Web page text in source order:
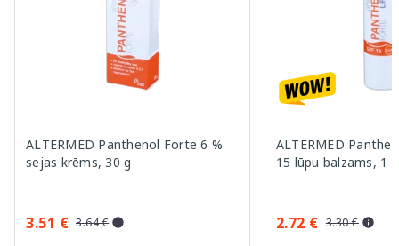
ALTERMED Panthenol Forte 6 %
sejas krēms, 30 g
3.51 € 3.64 €
ALTERMED
15 lūpu balzams, 1
2.72 € 3.30 €